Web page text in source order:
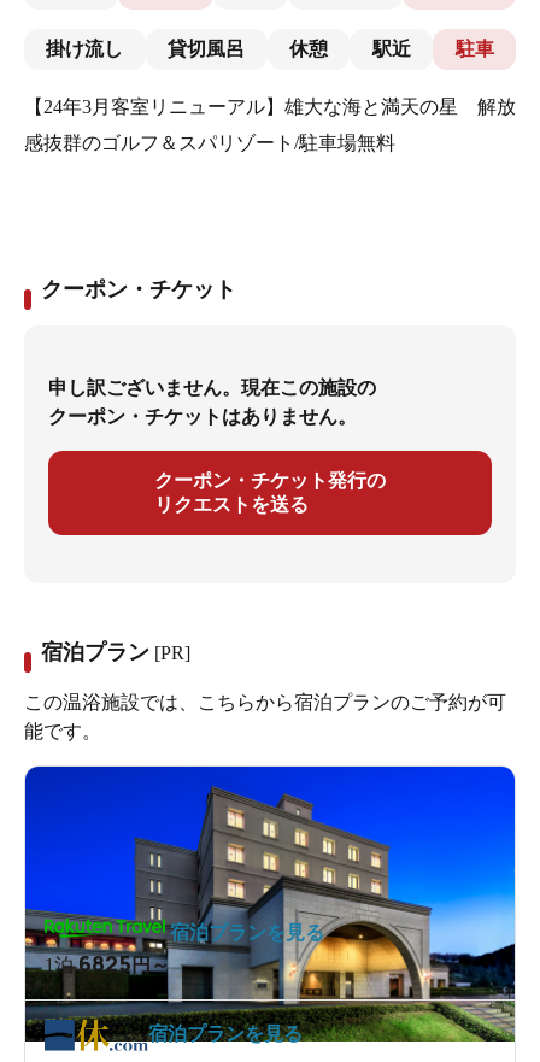
掛け流し 貸切風呂 休憩 駅近 駐車
【24年3月客室リニューアル】雄大な海と満天の星 解放
感抜群のゴルフ＆スパリゾート/駐車場無料
クーポン・チケット
申し訳ございません。現在この施設の
クーポン・チケットはありません。
クーポン・チケット発行の
リクエストを送る
宿泊プラン [PR]
この温浴施設では、こちらから宿泊プランのご予約が可
能です。
1泊6825円～
宿泊プランを見る
宿泊プランを見る